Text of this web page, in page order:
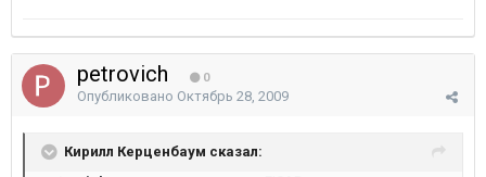
petrovich 0
Опубликовано Октябрь 28, 2009
Кирилл Керценбаум сказал: